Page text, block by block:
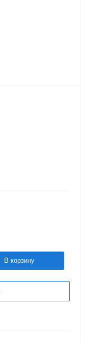
В корзину